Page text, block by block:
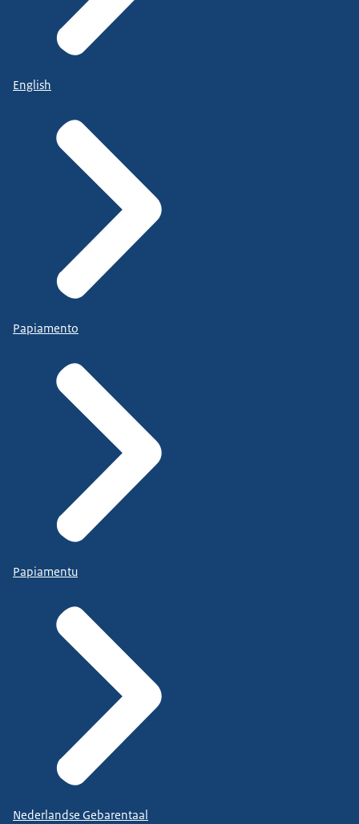
English
Papiamento
Papiamentu
Nederlandse Gebarentaal